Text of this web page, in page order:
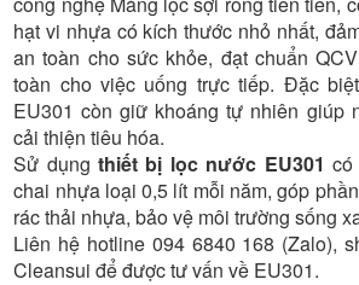
hạt vi nhựa có kích thước nhỏ nhất,
an toàn cho sức khỏe, đạt chuẩn
toàn cho việc uống trực tiếp. Đặc
EU301 còn giữ khoáng tự nhiên giúp
cải thiện tiêu hóa.
Sử dụngthiết bị lọc nước EU301có
chai nhựa loại 0,5 lít mỗi năm, góp
rác thải nhựa, bảo vệ môi trường sống
Liên hệ hotline 094 6840 168 (Zalo),
Cleansui để được tư vấn về EU301.